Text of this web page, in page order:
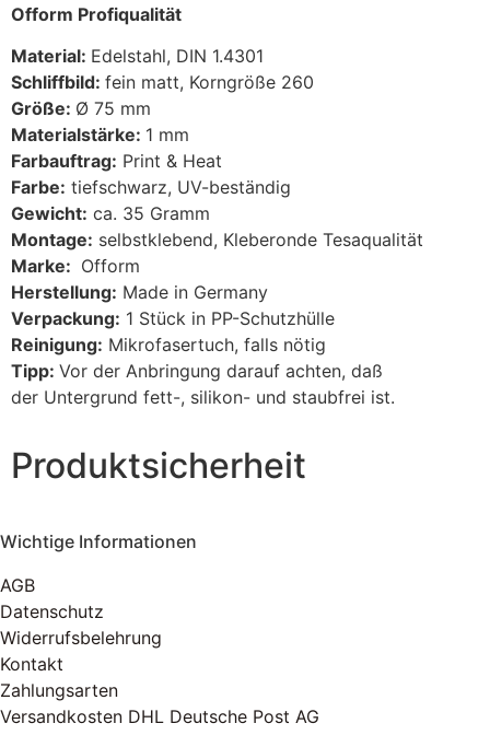
Ofform Profiqualität
Material: Edelstahl, DIN 1.4301
Schliffbild: fein matt, Korngröße 260
Größe: Ø 75 mm
Materialstärke: 1 mm
Farbauftrag: Print & Heat
Farbe: tiefschwarz, UV-beständig
Gewicht: ca. 35 Gramm
Montage: selbstklebend, Kleberonde Tesaqualität
Marke: Ofform
Herstellung: Made in Germany
Verpackung: 1 Stück in PP-Schutzhülle
Reinigung: Mikrofasertuch, falls nötig
Tipp: Vor der Anbringung darauf achten, daß
der Untergrund fett-, silikon- und staubfrei ist.
Produktsicherheit
Wichtige Informationen
AGB
Datenschutz
Widerrufsbelehrung
Kontakt
Zahlungsarten
Versandkosten DHL Deutsche Post AG